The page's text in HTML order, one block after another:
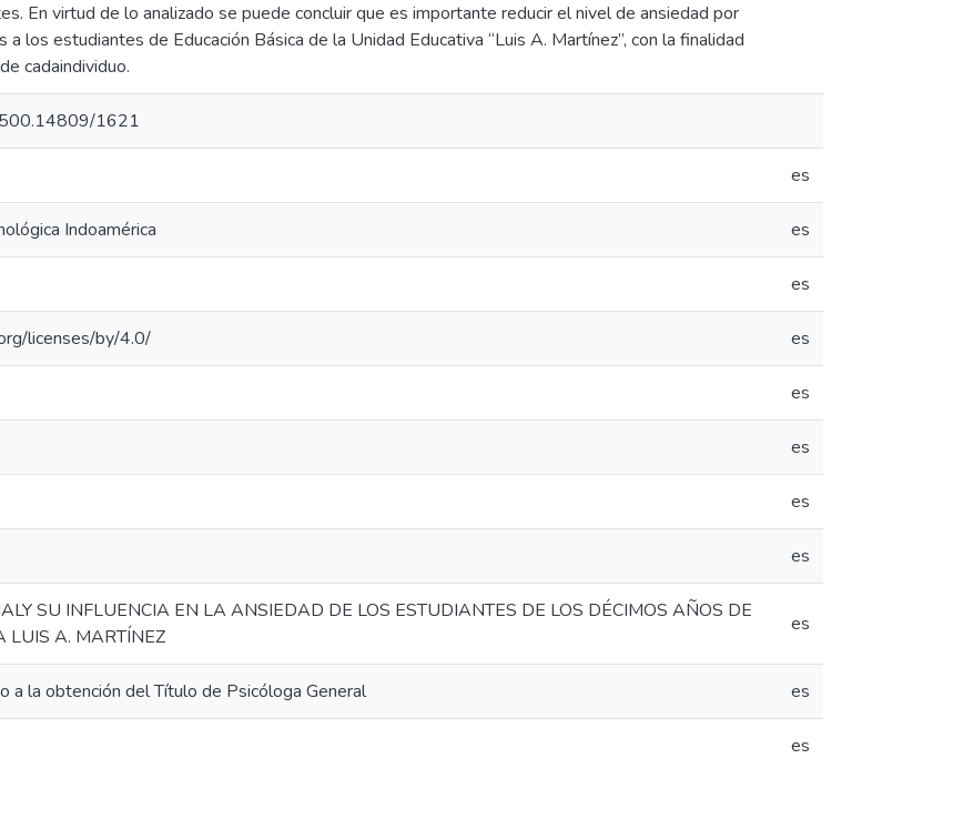
En virtud de lo analizado se puede concluir que es importante reducir el nivel de ansiedad por
los estudiantes de Educación Básica de la Unidad Educativa “Luis A. Martínez”, con la finalidad
cadaindividuo.
1621
es
Indoamérica es
es
licenses/by/4.0/ es
es
es
es
es
SU INFLUENCIA EN LA ANSIEDAD DE LOS ESTUDIANTES DE LOS DÉCIMOS AÑOS DE
LUIS A. MARTÍNEZ
es
a la obtención del Título de Psicóloga General es
es